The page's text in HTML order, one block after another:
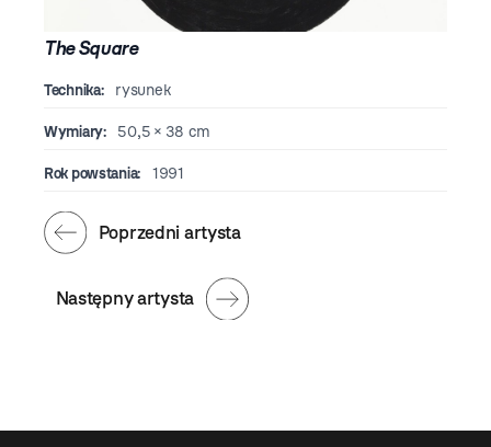
The Square
Technika: rysunek
Wymiary: 50,5 × 38 cm
Rok powstania: 1991
Następny artysta
Poprzedni artysta